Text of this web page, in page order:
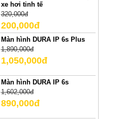
xe hơi tinh tế
320,000đ
200,000đ
Màn hình DURA IP 6s Plus
1,890,000đ
1,050,000đ
Màn hình DURA IP 6s
1,602,000đ
890,000đ